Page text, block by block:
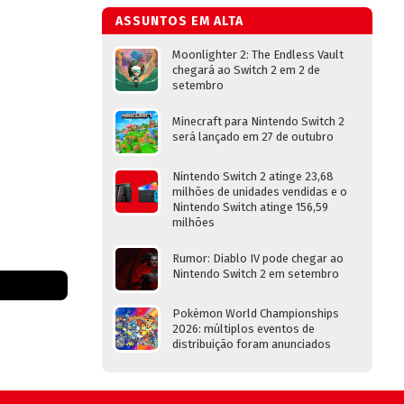
ASSUNTOS EM ALTA
Moonlighter 2: The Endless Vault
chegará ao Switch 2 em 2 de
setembro
Minecraft para Nintendo Switch 2
será lançado em 27 de outubro
Nintendo Switch 2 atinge 23,68
milhões de unidades vendidas e o
Nintendo Switch atinge 156,59
milhões
Rumor: Diablo IV pode chegar ao
Nintendo Switch 2 em setembro
Pokémon World Championships
2026: múltiplos eventos de
distribuição foram anunciados